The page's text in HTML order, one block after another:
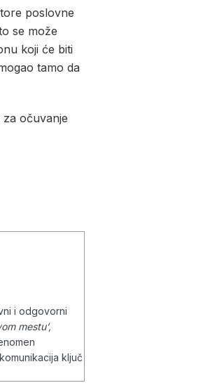
poslovne
se može
koji će biti
tamo da
očuvanje
i odgovorni
mestu’,
ključ